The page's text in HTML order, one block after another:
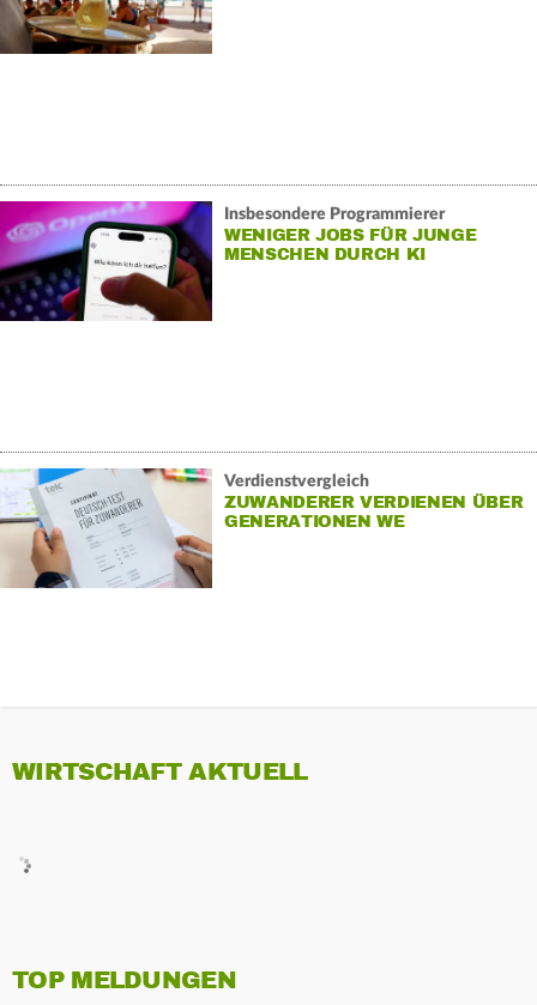
Insbesondere Programmierer
WENIGER JOBS FÜR JUNGE
MENSCHEN DURCH KI
Verdienstvergleich
ZUWANDERER VERDIENEN ÜBER
GENERATIONEN WE
WIRTSCHAFT AKTUELL
TOP MELDUNGEN